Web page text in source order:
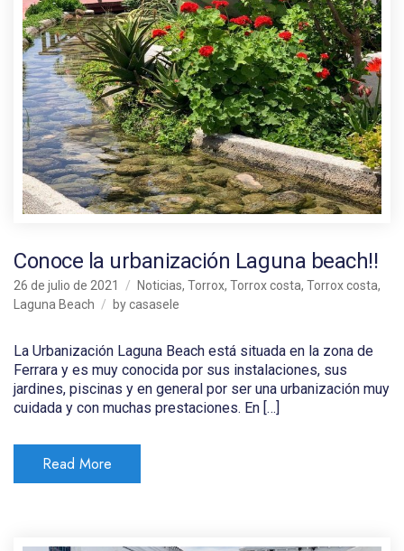
Conoce la urbanización Laguna beach!!
26 de julio de 2021 Noticias, Torrox, Torrox costa, Torrox costa,
Laguna Beach
bycasasele
La Urbanización Laguna Beach está situada en la zona de
Ferrara y es muy conocida por sus instalaciones, sus
jardines, piscinas y en general por ser una urbanización muy
cuidada y con muchas prestaciones. En […]
Read More